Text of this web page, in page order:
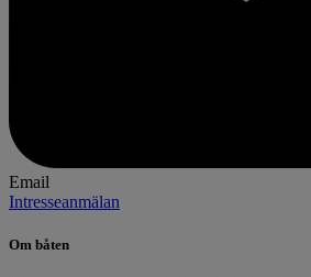
Email
Intresseanmälan
Om båten